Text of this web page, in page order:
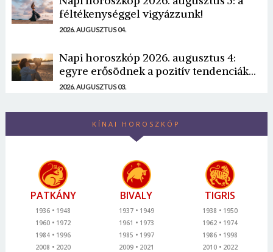
féltékenységgel vigyázzunk!
2026. AUGUSZTUS 04.
Napi horoszkóp 2026. augusztus 4:
egyre erősödnek a pozitív tendenciák...
2026. AUGUSZTUS 03.
KÍNAI HOROSZKÓP
PATKÁNY
1936
1948
1960
1972
1984
1996
2008
2020
BIVALY
1937
1949
1961
1973
1985
1997
2009
2021
TIGRIS
1938
1950
1962
1974
1986
1998
2010
2022